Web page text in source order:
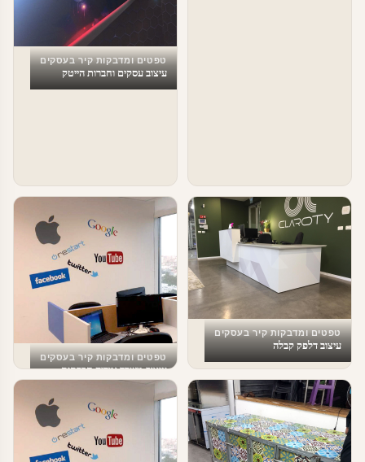
טפטים ומדבקות קיר בעסקים
עיצוב עסקים וחברות הייטק
טפטים ומדבקות קיר בעסקים
עיצוב דלפק קבלה
טפטים ומדבקות קיר בעסקים
עיצוב משרד ומדיה חברתית